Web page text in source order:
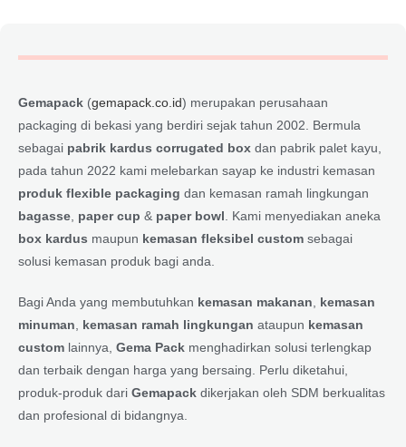
Gemapack (gemapack.co.id) merupakan perusahaan
packaging di bekasi yang berdiri sejak tahun 2002. Bermula
sebagai pabrik kardus corrugated box dan pabrik palet kayu,
pada tahun 2022 kami melebarkan sayap ke industri kemasan
produk flexible packaging dan kemasan ramah lingkungan
bagasse paper cup & paper bowl . Kami menyediakan aneka
box kardus maupun kemasan fleksibel custom sebagai
solusi kemasan produk bagi anda.
Bagi Anda yang membutuhkan kemasan makanan
kemasan
minuman
kemasan ramah lingkungan ataupun kemasan
custom lainnya, Gema Pack menghadirkan solusi terlengkap
dan terbaik dengan harga yang bersaing. Perlu diketahui,
produk-produk dari Gemapack dikerjakan oleh SDM berkualitas
dan profesional di bidangnya.